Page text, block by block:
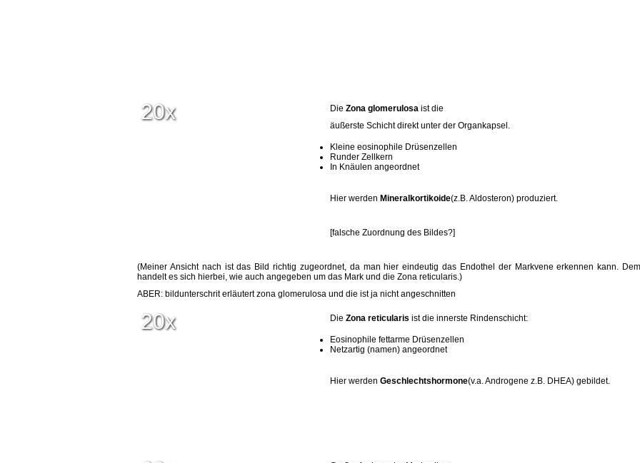
20x Die Zona glomerulosa ist die
äußerste Schicht direkt unter der Organkapsel.
Kleine eosinophile Drüsenzellen
Runder Zellkern
In Knäulen angeordnet
Hier werden Mineralkortikoide(z.B. Aldosteron) produziert.
[falsche Zuordnung des Bildes?]
(Meiner Ansicht nach ist das Bild richtig zugeordnet, da man hier eindeutig das Endothel der Markvene erkennen kann.
handelt es sich hierbei, wie auch angegeben um das Mark und die Zona reticularis.)
ABER: bildunterschrit erläutert zona glomerulosa und die ist ja nicht angeschnitten
20x Die Zona reticularis ist die innerste Rindenschicht:
Eosinophile fettarme Drüsenzellen
Netzartig (namen) angeordnet
Hier werden Geschlechtshormone(v.a. Androgene z.B. DHEA) gebildet.